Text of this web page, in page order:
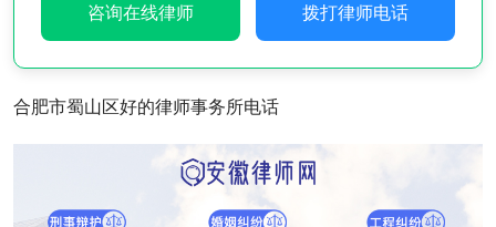
咨询在线律师 拨打律师电话
合肥市蜀山区好的律师事务所电话